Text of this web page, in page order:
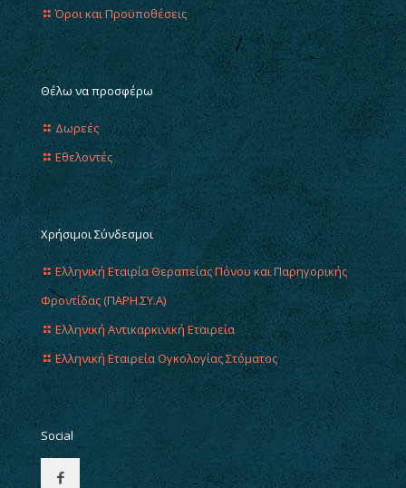
Όροι και Προϋποθέσεις
Θέλω να προσφέρω
Δωρεές
Εθελοντές
Χρήσιμοι Σύνδεσμοι
Ελληνική Εταιρία Θεραπείας Πόνου και Παρηγορικής
Φροντίδας (ΠΑΡΗ.ΣΥ.Α)
Ελληνική Αντικαρκινική Εταιρεία
Ελληνική Εταιρεία Ογκολογίας Στόματος
Social